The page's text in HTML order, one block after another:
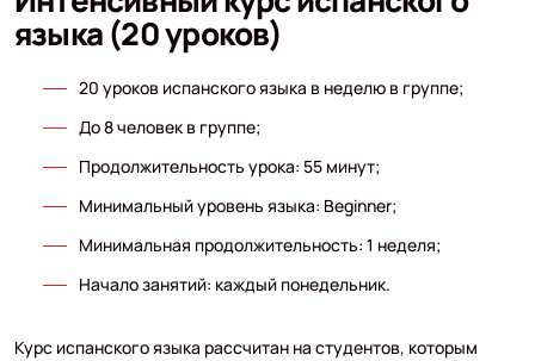
языка (20 уроков)
20 уроков испанского языка в неделю в группе;
До 8 человек в группе;
Продолжительность урока: 55 минут;
Минимальный уровень языка: Beginner;
Минимальная продолжительность: 1 неделя;
Начало занятий: каждый понедельник.
Курс испанского языка рассчитан на студентов, которым